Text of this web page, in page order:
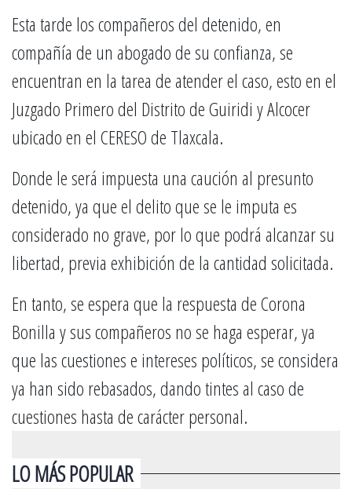
Esta tarde los compañeros del detenido, en
compañía de un abogado de su confianza, se
encuentran en la tarea de atender el caso, esto en el
Juzgado Primero del Distrito de Guiridi y Alcocer
ubicado en el CERESO de Tlaxcala.
Donde le será impuesta una caución al presunto
detenido, ya que el delito que se le imputa es
considerado no grave, por lo que podrá alcanzar su
libertad, previa exhibición de la cantidad solicitada.
En tanto, se espera que la respuesta de Corona
Bonilla y sus compañeros no se haga esperar, ya
que las cuestiones e intereses políticos, se considera
ya han sido rebasados, dando tintes al caso de
cuestiones hasta de carácter personal.
LO MÁS POPULAR